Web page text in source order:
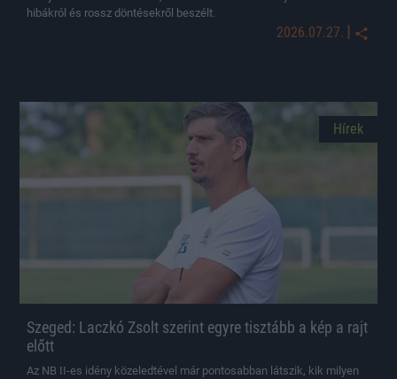
hibákról és rossz döntésekről beszélt.
2026.07.27. |
Hírek
Szeged: Laczkó Zsolt szerint egyre tisztább a kép a rajt
előtt
Az NB II-es idény közeledtével már pontosabban látszik, kik milyen